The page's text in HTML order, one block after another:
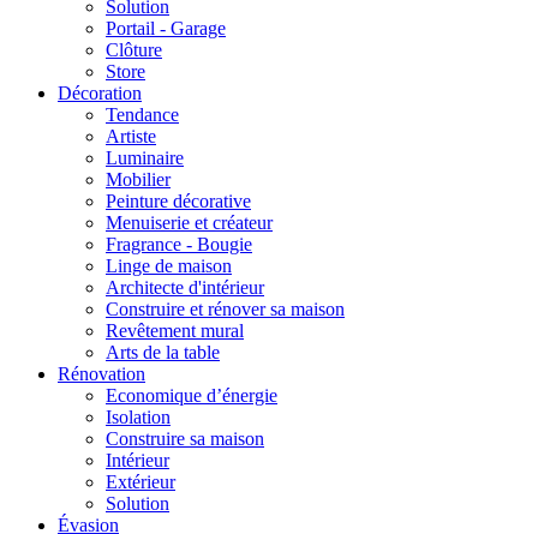
Solution
Portail - Garage
Clôture
Store
Décoration
Tendance
Artiste
Luminaire
Mobilier
Peinture décorative
Menuiserie et créateur
Fragrance - Bougie
Linge de maison
Architecte d'intérieur
Construire et rénover sa maison
Revêtement mural
Arts de la table
Rénovation
Economique d’énergie
Isolation
Construire sa maison
Intérieur
Extérieur
Solution
Évasion